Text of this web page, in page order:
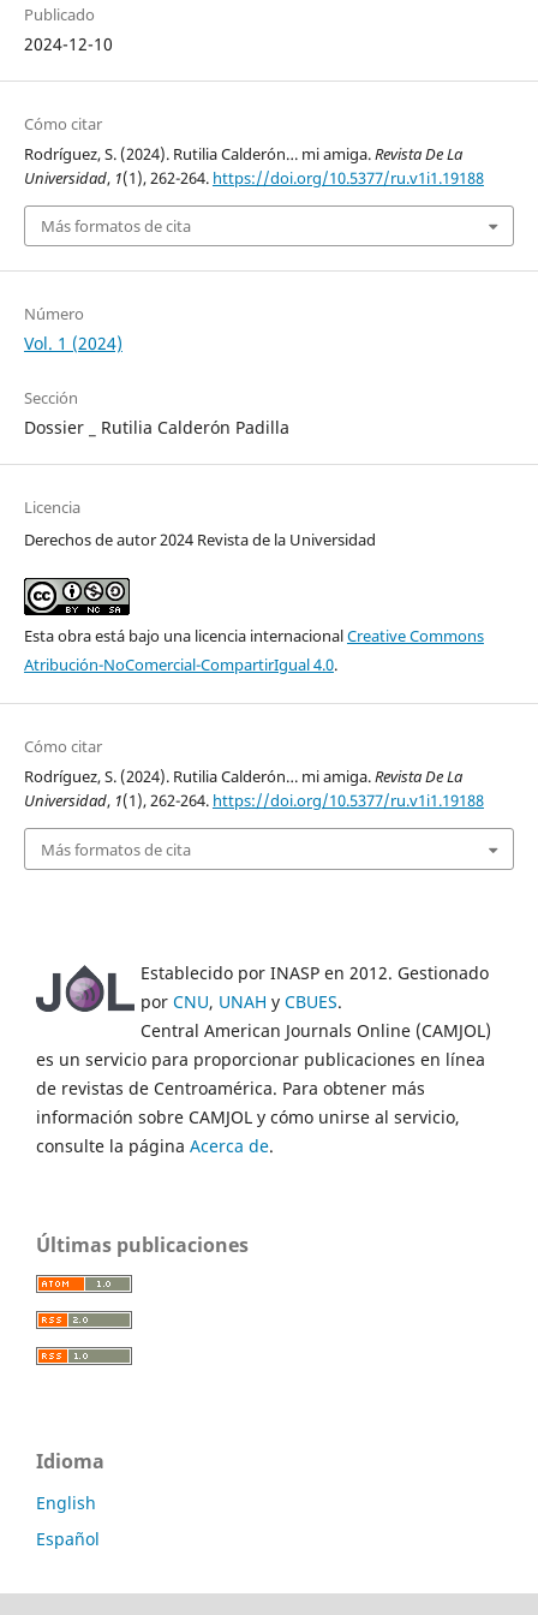
Publicado
2024-12-10
Cómo citar
Rodríguez, S. (2024). Rutilia Calderón… mi amiga.Revista De La
Universidad, 1(1), 262-264. https://doi.org/10.5377/ru.v1i1.19188
Más formatos de cita
Número
Vol. 1 (2024)
Sección
Dossier _ Rutilia Calderón Padilla
Licencia
Derechos de autor 2024 Revista de la Universidad
Esta obra está bajo una licencia internacionalCreative Commons
Atribución-NoComercial-CompartirIgual 4.0.
Cómo citar
Rodríguez, S. (2024). Rutilia Calderón… mi amiga.Revista De La
Universidad, 1(1), 262-264. https://doi.org/10.5377/ru.v1i1.19188
Más formatos de cita
Establecido por INASP en 2012. Gestionado
por CNU, UNAH y CBUES.
Central American Journals Online (CAMJOL)
es un servicio para proporcionar publicaciones en línea
de revistas de Centroamérica. Para obtener más
información sobre CAMJOL y cómo unirse al servicio,
consulte la página Acerca de.
Últimas publicaciones
Idioma
English
Español